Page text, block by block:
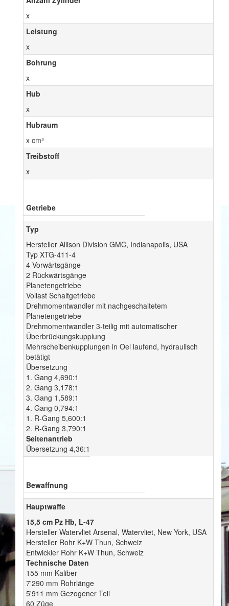
x
Leistung
x
Bohrung
x
Hub
x
Hubraum
x cm³
Treibstoff
x
Getriebe
Typ
Hersteller Allison Division GMC, Indianapolis, USA
Typ XTG-411-4
4 Vorwärtsgänge
2 Rückwärtsgänge
Planetengetriebe
Vollast Schaltgetriebe
Drehmomentwandler mit nachgeschaltetem
Planetengetriebe
Drehmomentwandler 3-teilig mit automatischer
Überbrückungskupplung
Mehrscheibenkupplungen in Oel laufend, hydraulisch
betätigt
Übersetzung
1. Gang 4,690:1
2. Gang 3,178:1
3. Gang 1,589:1
4. Gang 0,794:1
1. R-Gang 5,600:1
2. R-Gang 3,790:1
Seitenantrieb
Übersetzung 4,36:1
Bewaffnung
Hauptwaffe
15,5 cm Pz Hb, L-47
Hersteller Watervliet Arsenal, Watervliet, New York, USA
Hersteller Rohr K+W Thun, Schweiz
Entwickler Rohr K+W Thun, Schweiz
Technische Daten
155 mm Kaliber
7'290 mm Rohrlänge
5'911 mm Gezogener Teil
60 Züge